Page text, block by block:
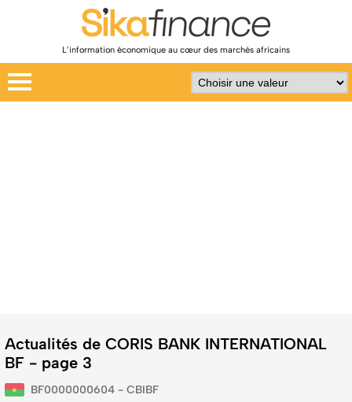
L’information économique au cœur des marchés africains
Actualités de CORIS BANK INTERNATIONAL
BF - page 3
BF0000000604 - CBIBF